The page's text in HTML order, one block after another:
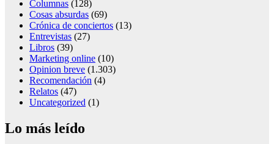
Columnas (128)
Cosas absurdas (69)
Crónica de conciertos (13)
Entrevistas (27)
Libros (39)
Marketing online (10)
Opinion breve (1.303)
Recomendación (4)
Relatos (47)
Uncategorized (1)
Lo más leído